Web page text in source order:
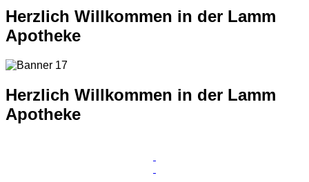
Herzlich Willkommen in der Lamm
Apotheke
Herzlich Willkommen in der Lamm
Apotheke